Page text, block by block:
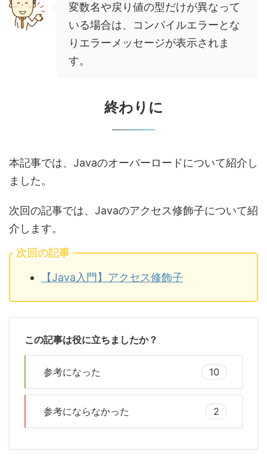
変数名や戻り値の型だけが異なって
いる場合は、コンパイルエラーとな
りエラーメッセージが表示されま
す。
終わりに
本記事では、Javaのオーバーロードについて紹介し
ました。
次回の記事では、Javaのアクセス修飾子について紹
介します。
次回の記事
【Java入門】アクセス修飾子
この記事は役に立ちましたか？
参考になった 10
参考にならなかった 2